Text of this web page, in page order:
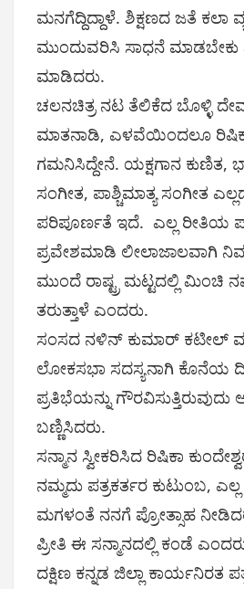
ಮನಗೆದ್ದಿದ್ದಾಳೆ. ಶಿಕ್ಷಣದ ಜತೆ ಕಲಾ
ಮುಂದುವರಿಸಿ ಸಾಧನೆ
ಮಾಡಿದರು.
ಚಲನಚಿತ್ರ ನಟ ತೆಲಿಕೆದ ಬೊಳ್ಳಿ
ಮಾತನಾಡಿ, ಎಳವೆಯಿಂದಲೂ
ಗಮನಿಸಿದ್ದೇನೆ. ಯಕ್ಷಗಾನ ಕುಣಿತ,
ಸಂಗೀತ, ಪಾಶ್ಚಿಮಾತ್ಯ ಸಂಗೀತ
ಪರಿಪೂರ್ಣತೆ ಇದೆ. ಎಲ್ಲ ರೀತಿಯ
ಪ್ರವೇಶಮಾಡಿ ಲೀಲಾಜಾಲವಾಗಿ
ಮುಂದೆ ರಾಷ್ಟ್ರ ಮಟ್ಟದಲ್ಲಿ ಮಿಂಚಿ
ತರುತ್ತಾಳೆ ಎಂದರು.
ಸಂಸದ ನಳಿನ್‌ ಕುಮಾರ್‌ ಕಟೀಲ್‌
ಲೋಕಸಭಾ ಸದಸ್ಯನಾಗಿ ಕೊನೆಯ
ಪ್ರತಿಭೆಯನ್ನು ಗೌರವಿಸುತ್ತಿರುವುದು
ಬಣ್ಣಿಸಿದರು.
ಸನ್ಮಾನ ಸ್ವೀಕರಿಸಿದ ರಿಷಿಕಾ
ನಮ್ಮದು ಪತ್ರಕರ್ತರ ಕುಟುಂಬ,
ಮಗಳಂತೆ ನನಗೆ ಪ್ರೋತ್ಸಾಹ
ಪ್ರೀತಿ ಈ ಸನ್ಮಾನದಲ್ಲಿ ಕಂಡೆ
ದಕ್ಷಿಣ ಕನ್ನಡ ಜಿಲ್ಲಾ ಕಾರ್ಯನಿರತ